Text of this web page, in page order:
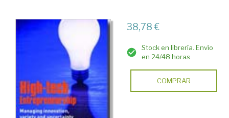
38,78 €
Stock en librería. Envío
en 24/48 horas
COMPRAR